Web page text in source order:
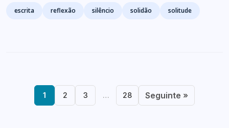
Tags
escrita reflexão silêncio solidão solitude
1 2 3 … 28 Seguinte »